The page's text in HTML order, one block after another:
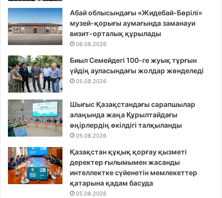
Абай облысындағы «Жидебай-Бөрілі»
музей-қорығы аумағында заманауи
визит-орталық құрылады
06.08.2026
Биыл Семейдегі 100-ге жуық тұрғын
үйдің ауласындағы жолдар жөнделеді
05.08.2026
Шығыс Қазақстандағы сарапшылар
алаңында жаңа Құрылтайдағы
өңірлердің өкілдігі талқыланды
05.08.2026
Қазақстан құқық қорғау қызметі
деректер ғылымымен жасанды
интеллектке сүйенетін мемлекеттер
қатарына қадам басуда
05.08.2026